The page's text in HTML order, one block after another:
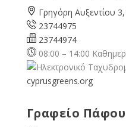
Γρηγόρη Αυξεντίου
23744975
23744974
08:00 – 14:00
cyprusgreens.org
Γραφείο Πάφου